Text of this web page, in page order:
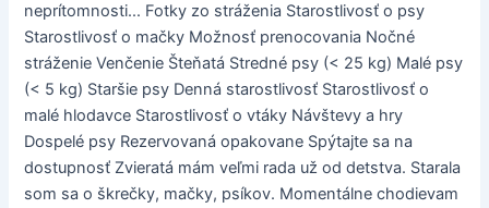
neprítomnosti... Fotky zo stráženia Starostlivosť o psy
Starostlivosť o mačky Možnosť prenocovania Nočné
stráženie Venčenie Šteňatá Stredné psy (< 25 kg) Malé psy
(< 5 kg) Staršie psy Denná starostlivosť Starostlivosť o
malé hlodavce Starostlivosť o vtáky Návštevy a hry
Dospelé psy Rezervovaná opakovane Spýtajte sa na
dostupnosť Zvieratá mám veľmi rada už od detstva. Starala
som sa o škrečky, mačky, psíkov. Momentálne chodievam